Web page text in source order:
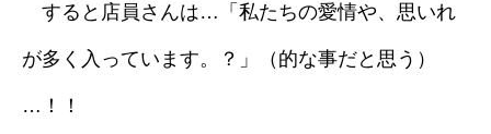
すると店員さんは…「私たちの愛情や、思いれ
が多く入っています。？」（的な事だと思う）
…！！